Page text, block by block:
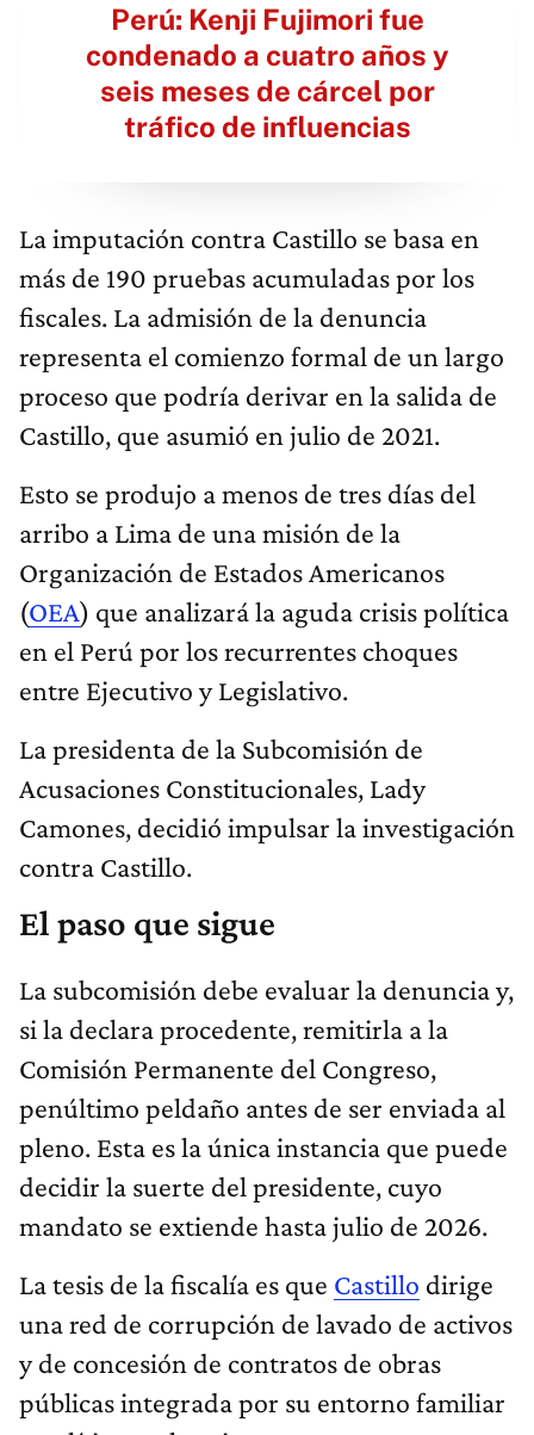
Perú: Kenji Fujimori fue
condenado a cuatro años y
seis meses de cárcel por
tráfico de influencias
La imputación contra Castillo se basa en
más de 190 pruebas acumuladas por los
fiscales. La admisión de la denuncia
representa el comienzo formal de un largo
proceso que podría derivar en la salida de
Castillo, que asumió en julio de 2021.
Esto se produjo a menos de tres días del
arribo a Lima de una misión de la
Organización de Estados Americanos
(OEA) que analizará la aguda crisis política
en el Perú por los recurrentes choques
entre Ejecutivo y Legislativo.
La presidenta de la Subcomisión de
Acusaciones Constitucionales, Lady
Camones, decidió impulsar la investigación
contra Castillo.
El paso que sigue
La subcomisión debe evaluar la denuncia y,
si la declara procedente, remitirla a la
Comisión Permanente del Congreso,
penúltimo peldaño antes de ser enviada al
pleno. Esta es la única instancia que puede
decidir la suerte del presidente, cuyo
mandato se extiende hasta julio de 2026.
La tesis de la fiscalía es que Castillo dirige
una red de corrupción de lavado de activos
y de concesión de contratos de obras
públicas integrada por su entorno familiar